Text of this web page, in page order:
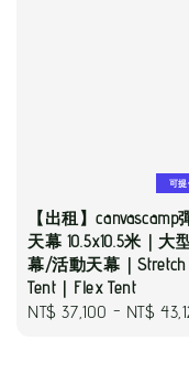
可提
【出租】canvascamp
天幕 10.5x10.5米｜大
幕/活動天幕｜Stretch
Tent｜Flex Tent
Regular
NT$ 37,100 - NT$